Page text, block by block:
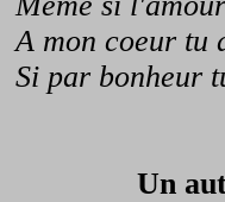
mon coeur tu
par bonheur
Un